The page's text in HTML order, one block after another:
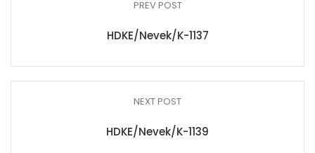
PREV POST
HDKE/Nevek/K-1137
NEXT POST
HDKE/Nevek/K-1139